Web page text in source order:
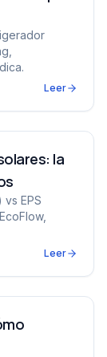
Leer
la diferencia
la
EPS
Leer
5 años